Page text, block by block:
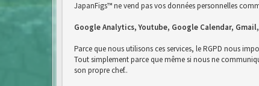
JapanFigs™ ne vend pas vos données personnelles
Google Analytics, Youtube, Google Calendar,
Parce que nous utilisons ces services, le RGPD nous
Tout simplement parce que même si nous ne
son propre chef..